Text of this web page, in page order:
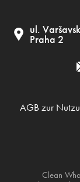
ul.
Praha 2
AGB zur
Clean